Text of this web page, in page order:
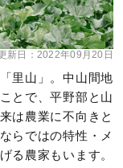
新日： 2022年09月20日
里山」。中山間地
とで、平野部と山
は農業に不向きと
らではの特性・メ
る農家もいます。